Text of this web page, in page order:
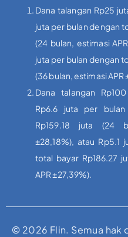
Dana talangan Rp25
juta per bulan dengan
(24 bulan, estimasi
juta per bulan dengan
(36 bulan, estimasi APR
Dana talangan
Rp6.6 juta per
Rp159.18 juta (24
±28,18%), atau Rp5.1
total bayar Rp186.27
APR ±27,39%).
© 2026 Flin. Semua hak